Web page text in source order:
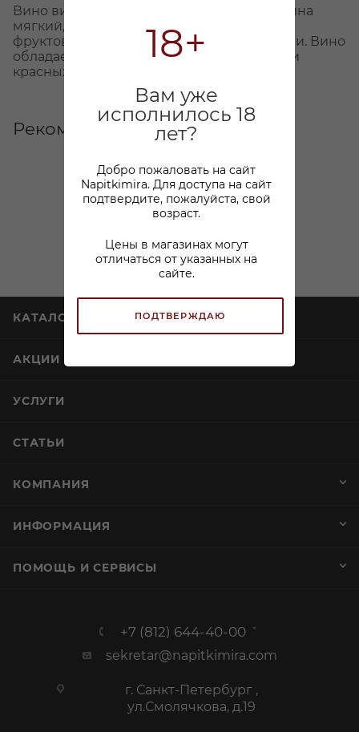
18+
Вам уже
исполнилось 18
лет?
Добро пожаловать на сайт
Napitkimira. Для доступа на сайт
подтвердите, пожалуйста, свой
возраст.
Цены в магазинах могут
отличаться от указанных на
сайте.
ПОДТВЕРЖДАЮ
Вино вишнёво-рубинового цвета. Вкус вина
мягкий, сбалансированный, с типичными
фруктово-ягодными и пряными оттенками. Вино
обладает элегантным ароматом с нотками
красных фруктов и ягод.
Рекомендуем
КАТАЛОГ
АКЦИИ
УСЛУГИ
СТАТЬИ
КОМПАНИЯ
ИНФОРМАЦИЯ
ПОМОЩЬ И СЕРВИСЫ
+7 (812) 644-40-00
sekretar@napitkimira.com
г. Санкт-Петербург ,
ул.Смолячкова, д.19